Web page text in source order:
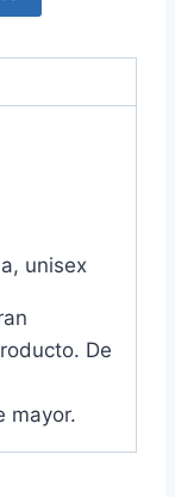
unisex
De
mayor.